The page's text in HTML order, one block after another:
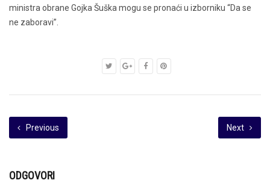
ministra obrane Gojka Šuška mogu se pronaći u izborniku “Da se
ne zaboravi”.
Previous Next
ODGOVORI